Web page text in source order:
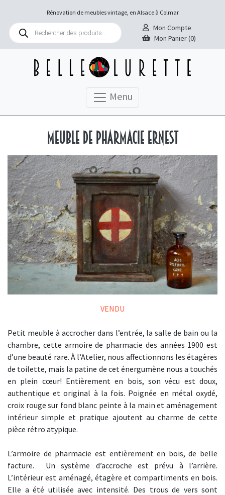
Rénovation de meubles vintage, en Alsace à Colmar
Recherche
produits
Mon Compte
Mon Panier (0)
Menu
Meuble de pharmacie Ernest
VENDU
Petit meuble à accrocher dans l’entrée, la salle de bain ou la
chambre, cette armoire de pharmacie des années 1900 est
d’une beauté rare. À l’Atelier, nous affectionnons les étagères
de toilette, mais la patine de cet énergumène nous a touchés
en plein cœur! Entièrement en bois, son vécu est doux,
authentique et original à la fois. Poignée en métal oxydé,
croix rouge sur fond blanc peinte à la main et aménagement
intérieur simple et pratique ajoutent au charme de cette
pièce rétro atypique.
L’armoire de pharmacie est entièrement en bois, de belle
facture. Un système d’accroche est prévu à l’arrière.
L’intérieur est aménagé, étagère et compartiments en bois.
Elle a été utilisée avec intensité. Des trous de vers sont